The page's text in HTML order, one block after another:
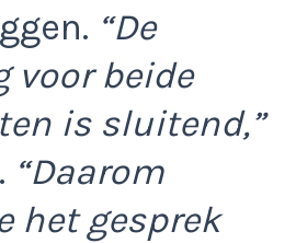
“De
voor beide
is sluitend,”
“Daarom
het gesprek